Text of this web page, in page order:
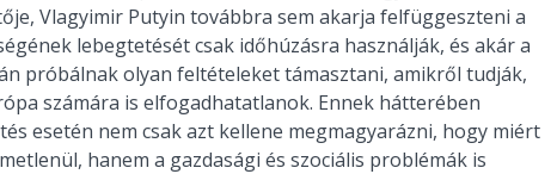
Vlagyimir Putyin továbbra sem akarja felfüggeszteni a
lebegtetését csak időhúzásra használják, és akár a
próbálnak olyan feltételeket támasztani, amikről tudják,
számára is elfogadhatatlanok. Ennek hátterében
esetén nem csak azt kellene megmagyarázni, hogy miért
hanem a gazdasági és szociális problémák is